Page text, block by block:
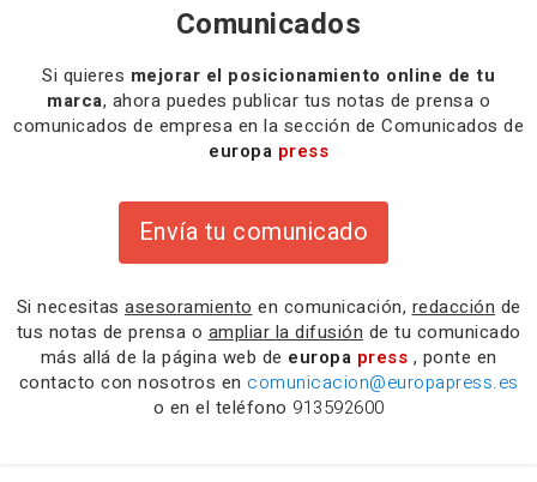
Comunicados
Si quieres mejorar el posicionamiento online de tu
marca, ahora puedes publicar tus notas de prensa o
comunicados de empresa en la sección de Comunicados de
europa press
Envía tu comunicado
Si necesitas asesoramiento en comunicación, redacción de
tus notas de prensa o ampliar la difusión de tu comunicado
más allá de la página web de europa press , ponte en
contacto con nosotros en comunicacion@europapress.es
o en el teléfono 913592600